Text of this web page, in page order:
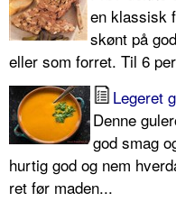
en klassisk
skønt på
eller som forret. Til 6
Legeret
Denne
god smag
hurtig god og nem
ret før maden...